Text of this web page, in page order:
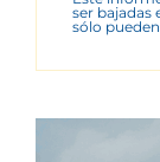
ser bajadas
sólo